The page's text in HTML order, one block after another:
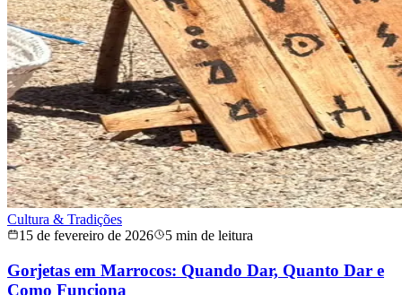
Cultura & Tradições
15 de fevereiro de 2026
5 min de leitura
Gorjetas em Marrocos: Quando Dar, Quanto Dar e
Como Funciona